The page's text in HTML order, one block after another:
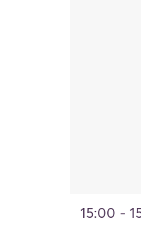
15:00 -